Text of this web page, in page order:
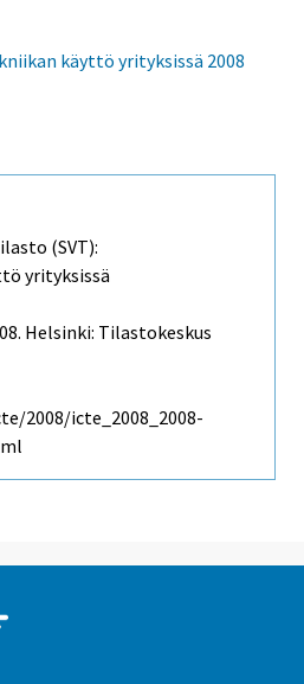
käyttö yrityksissä 2008
(SVT):
yrityksissä
Helsinki: Tilastokeskus
2008/icte_2008_2008-